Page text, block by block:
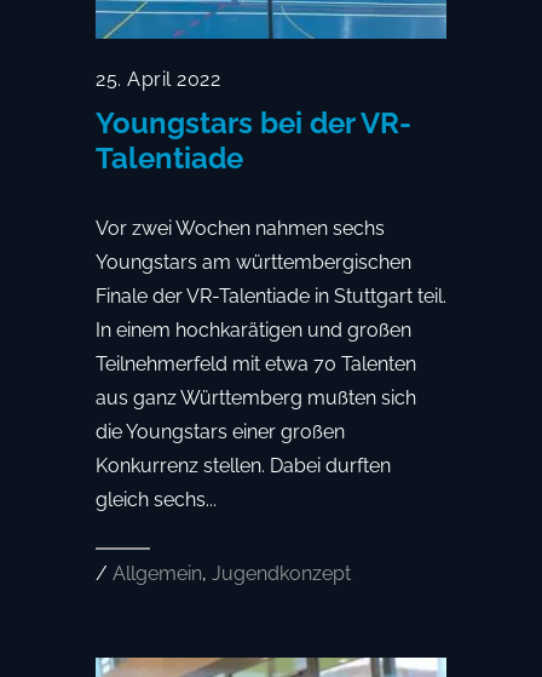
25. April 2022
Youngstars bei der VR-
Talentiade
Vor zwei Wochen nahmen sechs
Youngstars am württembergischen
Finale der VR-Talentiade in Stuttgart teil.
In einem hochkarätigen und großen
Teilnehmerfeld mit etwa 70 Talenten
aus ganz Württemberg mußten sich
die Youngstars einer großen
Konkurrenz stellen. Dabei durften
gleich sechs...
/ Allgemein, Jugendkonzept